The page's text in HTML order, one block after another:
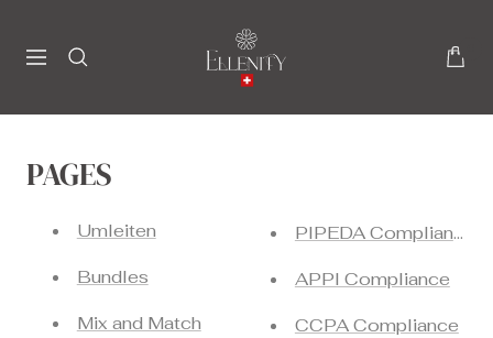
contenuNavigation
Ellenity
PAGES
Umleiten
Bundles
Mix and Match
PIPEDA Compliance
APPI Compliance
CCPA Compliance